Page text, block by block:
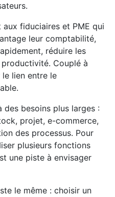
aux fiduciaires et PME qui
leur comptabilité,
réduire les
Couplé à
lien entre le
des besoins plus larges :
projet, e-commerce,
des processus. Pour
plusieurs fonctions
une piste à envisager
le même : choisir un